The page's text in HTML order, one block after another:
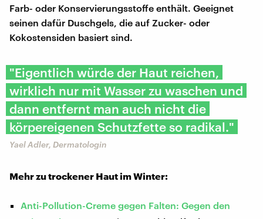
Farb- oder Konservierungsstoffe enthält. Geeignet
seinen dafür Duschgels, die auf Zucker- oder
Kokostensiden basiert sind.
"Eigentlich würde der Haut reichen,
wirklich nur mit Wasser zu waschen und
dann entfernt man auch nicht die
körpereigenen Schutzfette so radikal."
Yael Adler, Dermatologin
Mehr zu trockener Haut im Winter:
Anti-Pollution-Creme gegen Falten: Gegen den